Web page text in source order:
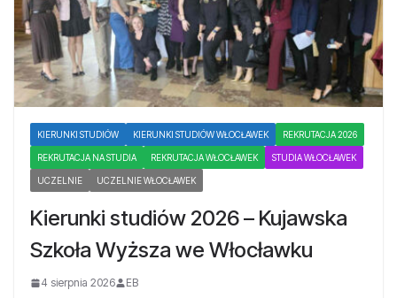
KIERUNKI STUDIÓW KIERUNKI STUDIÓW WŁOCŁAWEK REKRUTACJA 2026
REKRUTACJA NA STUDIA REKRUTACJA WŁOCŁAWEK STUDIA WŁOCŁAWEK
UCZELNIE UCZELNIE WŁOCŁAWEK
Kierunki studiów 2026 – Kujawska
Szkoła Wyższa we Włocławku
4 sierpnia 2026 EB